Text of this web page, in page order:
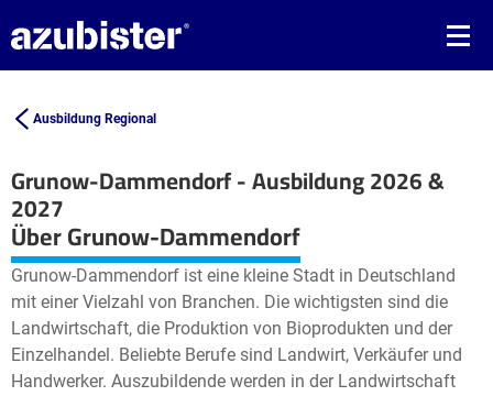
Ausbildung Regional
Grunow-Dammendorf - Ausbildung 2026 &
2027
+
−
Über Grunow-Dammendorf
Grunow-Dammendorf ist eine kleine Stadt in Deutschland
mit einer Vielzahl von Branchen. Die wichtigsten sind die
Landwirtschaft, die Produktion von Bioprodukten und der
Einzelhandel. Beliebte Berufe sind Landwirt, Verkäufer und
Handwerker. Auszubildende werden in der Landwirtschaft